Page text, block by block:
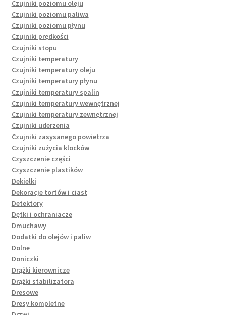
Czujniki poziomu oleju
Czujniki poziomu paliwa
Czujniki poziomu płynu
Czujniki prędkości
Czujniki stopu
Czujniki temperatury
Czujniki temperatury oleju
Czujniki temperatury płynu
Czujniki temperatury spalin
Czujniki temperatury wewnętrznej
Czujniki temperatury zewnętrznej
Czujniki uderzenia
Czujniki zasysanego powietrza
Czujniki zużycia klocków
Czyszczenie części
Czyszczenie plastików
Dekielki
Dekoracje tortów i ciast
Detektory
Dętki i ochraniacze
Dmuchawy
Dodatki do olejów i paliw
Dolne
Doniczki
Drążki kierownicze
Drążki stabilizatora
Dresowe
Dresy kompletne